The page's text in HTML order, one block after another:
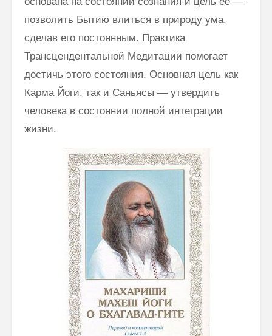
позволить Бытию влиться в природу ума,
сделав его постоянным. Практика
Трансцендентальной Медитации помогает
достичь этого состояния. Основная цель как
Карма Йоги, так и Саньясы — утвердить
человека в состоянии полной интеграции
жизни.